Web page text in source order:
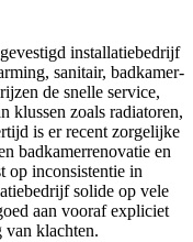
installatiebedrijf
sanitair, badkamer-
de snelle service,
klussen zoals radiatoren,
is er recent zorgelijke
badkamerrenovatie en
op inconsistentie in
solide op vele
aan vooraf expliciet
van klachten.